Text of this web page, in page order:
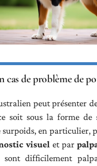
cas de problème de
peut présenter
soit sous la forme de
surpoids, en particulier,
visuel et par
difficilement